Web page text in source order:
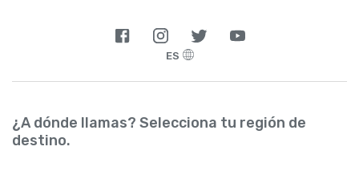
ES
¿A dónde llamas? Selecciona tu región de
destino.